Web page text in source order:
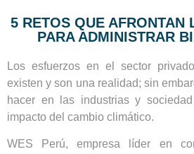
5 RETOS QUE AFRONTAN
PARA ADMINISTRAR
Los esfuerzos en el sector
existen y son una realidad; sin
hacer en las industrias y
impacto del cambio climático.
WES Perú, empresa líder en